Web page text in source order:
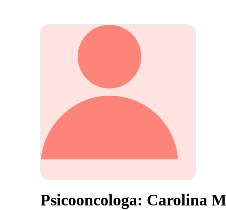
Psicooncologa: Carolina